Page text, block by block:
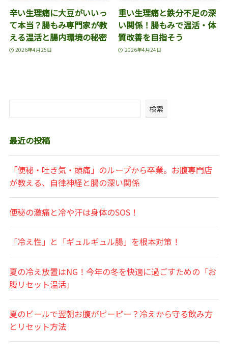
辛い生理痛に大豆がいいっ
て本当？腸もみ専門家が教
える温活と腸内環境の秘密
2026年4月25日
重い生理痛と鉄分不足の深
い関係！腸もみで温活・体
質改善を目指そう
2026年4月24日
検索
最近の投稿
「便秘・吐き気・頭痛」のループから卒業。お腹専門店
が教える、自律神経と腸の深い関係
便秘の激痛と冷や汗は身体のSOS！
「冷え性」と「ギュルギュル腸」を根本対策！
夏の冷え放置はNG！今年の冬を快適に過ごすための「お
腹リセット温活」
夏のビールで翌朝お腹がピーピー？冷えから守る飲み方
とリセット方法